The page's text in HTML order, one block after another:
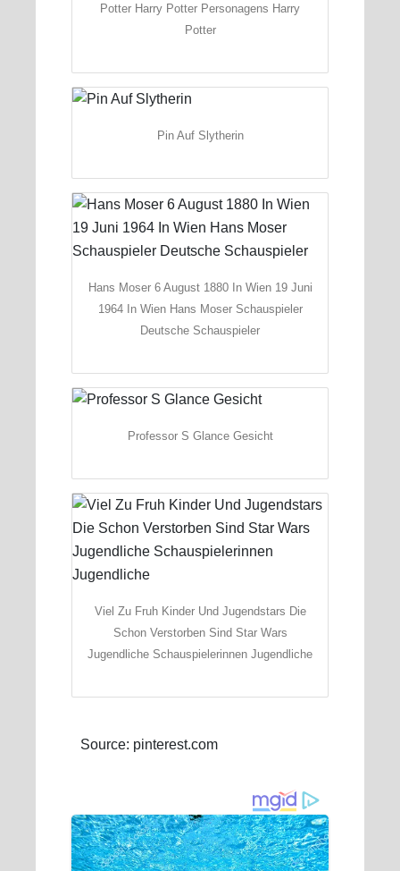
Potter Harry Potter Personagens Harry
Potter
Pin Auf Slytherin
Hans Moser 6 August 1880 In Wien 19 Juni
1964 In Wien Hans Moser Schauspieler
Deutsche Schauspieler
Professor S Glance Gesicht
Viel Zu Fruh Kinder Und Jugendstars Die
Schon Verstorben Sind Star Wars
Jugendliche Schauspielerinnen Jugendliche
Source: pinterest.com